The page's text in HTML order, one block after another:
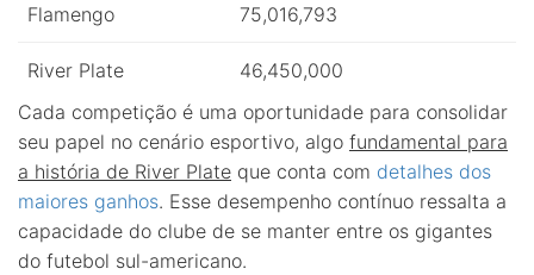
Flamengo 75,016,793
River Plate
46,450,000
Cada competição é uma oportunidade para consolidar
seu papel no cenário esportivo, algo fundamental para
a história de River Plate que conta com detalhes dos
maiores ganhos. Esse desempenho contínuo ressalta a
capacidade do clube de se manter entre os gigantes
do futebol sul-americano.